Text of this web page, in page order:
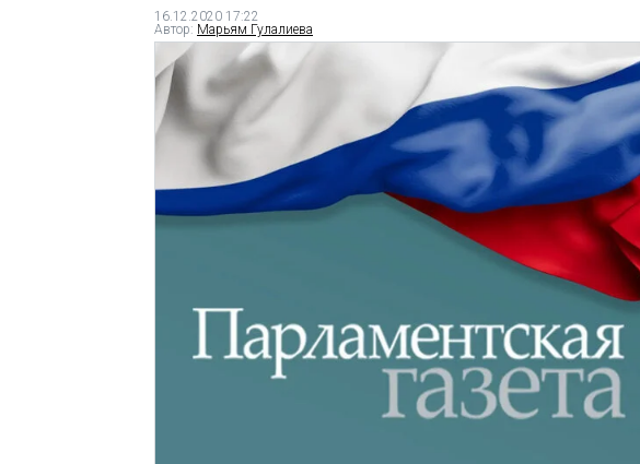
16.12.2020 17:22
Автор: Марьям Гулалиева